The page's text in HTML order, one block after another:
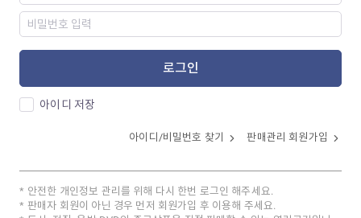
로그인
아이디 저장
아이디/비밀번호 찾기 판매관리 회원가입
안전한 개인정보 관리를 위해 다시 한번 로그인 해주세요.
판매자 회원이 아닌 경우 먼저 회원가입 후 이용해 주세요.